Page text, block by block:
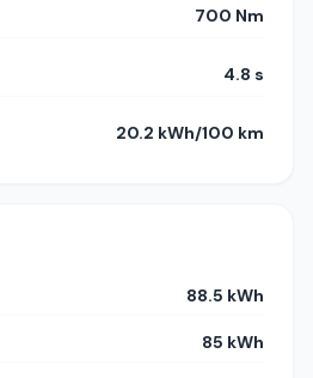
700 Nm
4.8 s
20.2 kWh/100 km
88.5 kWh
85 kWh